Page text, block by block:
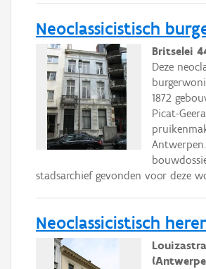
Neoclassicistisch
Britselei
Deze
1872
Picat-
stadsarchief gevonden voor deze
Neoclassicistisch